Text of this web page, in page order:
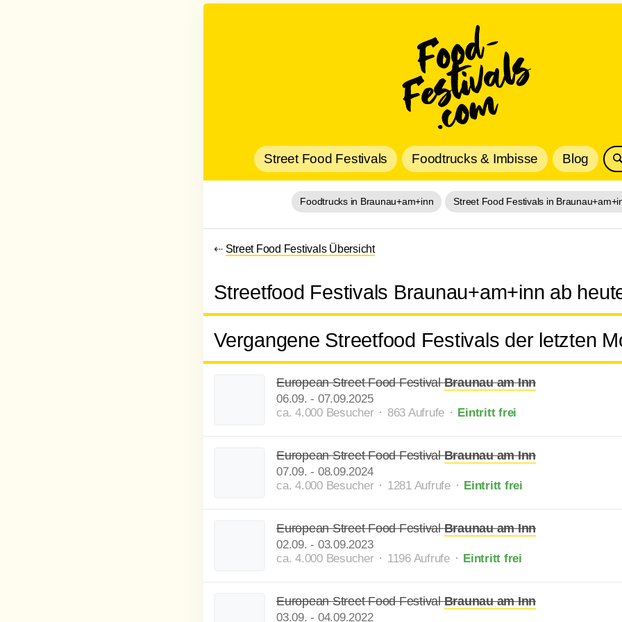
Street Food Festivals Foodtrucks & Imbisse Blog
Foodtrucks in Braunau+am+inn Street Food Festivals in
⇠ Street Food Festivals Übersicht
Streetfood Festivals Braunau+am+inn ab
Vergangene Streetfood Festivals der letzten
European Street Food FestivalBraunau am Inn
06.09. - 07.09.2025
ca. 4.000 Besucher ⬝ 863 Aufrufe ⬝ Eintritt frei
European Street Food FestivalBraunau am Inn
07.09. - 08.09.2024
ca. 4.000 Besucher ⬝ 1281 Aufrufe ⬝ Eintritt frei
European Street Food FestivalBraunau am Inn
02.09. - 03.09.2023
ca. 4.000 Besucher ⬝ 1196 Aufrufe ⬝ Eintritt frei
European Street Food FestivalBraunau am Inn
03.09. - 04.09.2022